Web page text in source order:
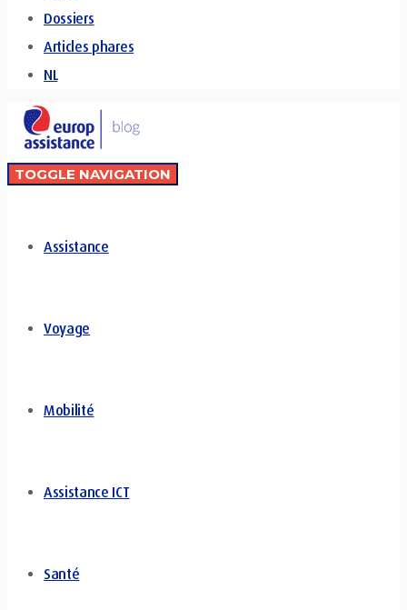
Dossiers
Articles phares
NL
TOGGLE NAVIGATION
Assistance
Voyage
Mobilité
Assistance ICT
Santé